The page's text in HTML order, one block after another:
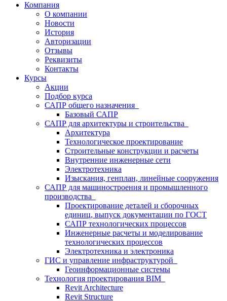
Компания
О компании
Новости
История
Авторизации
Отзывы
Реквизиты
Контакты
Курсы
Акции
Подбор курса
САПР общего назначения
Базовый САПР
САПР для архитектуры и строительства
Архитектура
Технологическое проектирование
Строительные конструкции и расчеты
Внутренние инженерные сети
Электротехника
Изыскания, генплан, линейные сооружения
САПР для машиностроения и промышленного
производства
Проектирование деталей и сборочных
единиц, выпуск документации по ГОСТ
САПР технологических процессов
Инженерные расчеты и моделирование
технологических процессов
Электротехника и электроника
ГИС и управление инфраструктурой
Геоинформационные системы
Технология проектирования BIM
Revit Architecture
Revit Structure